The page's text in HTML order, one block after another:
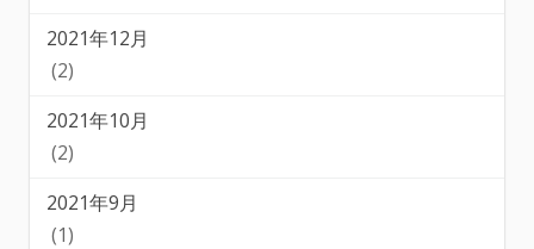
2021年12月
(2)
2021年10月
(2)
2021年9月
(1)